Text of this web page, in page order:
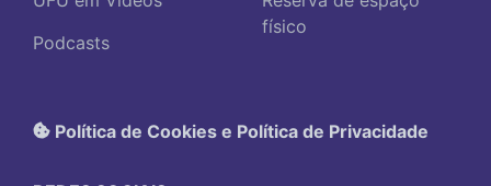
Podcasts
físico
Política de Cookies e Política de Privacidade